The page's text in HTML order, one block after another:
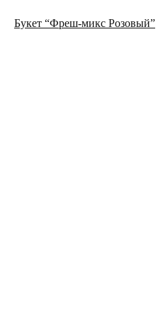
Букет “Фреш-микс Розовый”